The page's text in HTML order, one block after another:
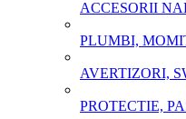
ACCESORII
PLUMBI,
AVERTIZORI,
PROTECTIE,